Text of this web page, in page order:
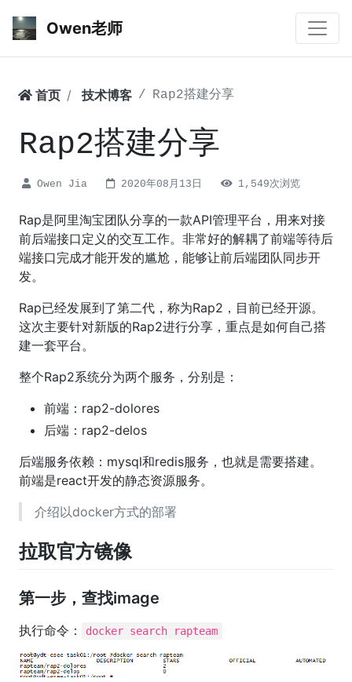
Owen老师
首页 技术博客 Rap2搭建分享
Rap2搭建分享
Owen Jia 2020年08月13日 1,549次浏览
Rap是阿里淘宝团队分享的一款API管理平台，用来对接
前后端接口定义的交互工作。非常好的解耦了前端等待后
端接口完成才能开发的尴尬，能够让前后端团队同步开
发。
Rap已经发展到了第二代，称为Rap2，目前已经开源。
这次主要针对新版的Rap2进行分享，重点是如何自己搭
建一套平台。
整个Rap2系统分为两个服务，分别是：
前端：rap2-dolores
后端：rap2-delos
后端服务依赖：mysql和redis服务，也就是需要搭建。
前端是react开发的静态资源服务。
介绍以docker方式的部署
拉取官方镜像
第一步，查找image
执行命令： docker search rapteam